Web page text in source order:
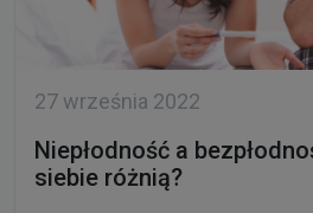
27 września 2022
Niepłodność a
siebie różnią?